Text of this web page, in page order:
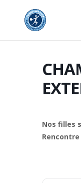
Nos filles
Rencontre